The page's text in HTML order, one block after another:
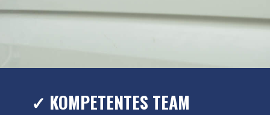
✓ KOMPETENTES TEAM